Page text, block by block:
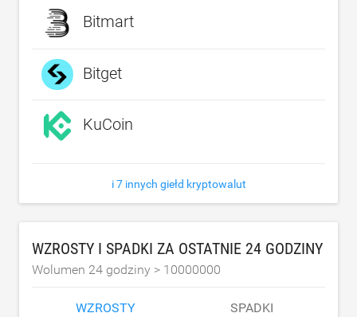
Bitmart
Bitget
KuCoin
i 7 innych giełd kryptowalut
WZROSTY I SPADKI ZA OSTATNIE 24 GODZINY
Wolumen 24 godziny > 10000000
WZROSTY SPADKI